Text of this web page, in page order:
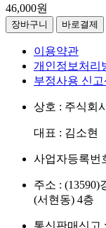
46,000원
장바구니 바로결제
이용약관
개인정보처리
부정사용 신고
상호 : 주식회
대표 : 김소현
사업자등록번
주소 : (13590)
(서현동) 4층
통신판매신고